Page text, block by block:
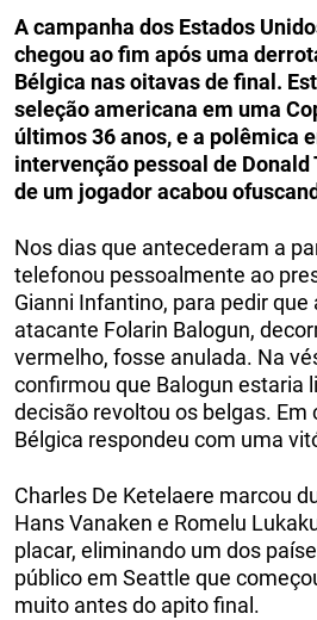
A campanha dos Estados
chegou ao fim após uma
Bélgica nas oitavas de final.
seleção americana em uma
últimos 36 anos, e a polêmica
intervenção pessoal de Donald
de um jogador acabou
Nos dias que antecederam a
telefonou pessoalmente ao
Gianni Infantino, para pedir que
atacante Folarin Balogun,
vermelho, fosse anulada. Na
confirmou que Balogun estaria
decisão revoltou os belgas. Em
Bélgica respondeu com uma
Charles De Ketelaere marcou
Hans Vanaken e Romelu
placar, eliminando um dos
público em Seattle que
muito antes do apito final.